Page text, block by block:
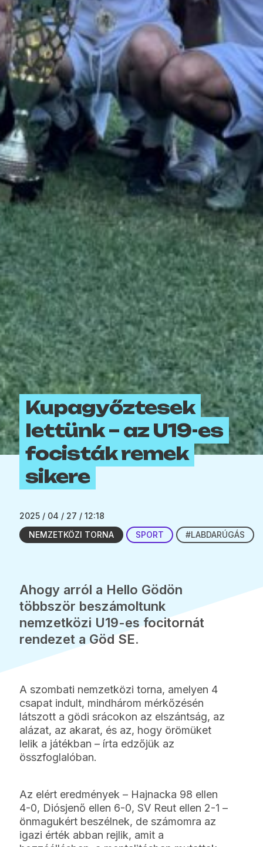
Kupagyőztesek
lettünk – az U19-es
focisták remek
sikere
2025 / 04 / 27 / 12:18
NEMZETKÖZI TORNA
SPORT #LABDARÚGÁS
Ahogy arról a Hello Gödön
többször beszámoltunk
nemzetközi U19-es focitornát
rendezet a Göd SE.
A szombati nemzetközi torna, amelyen 4
csapat indult, mindhárom mérkőzésén
látszott a gödi srácokon az elszántság, az
alázat, az akarat, és az, hogy örömüket
lelik a játékban – írta edzőjük az
összfoglalóban.
Az elért eredmények – Hajnacka 98 ellen
4-0, Diósjenő ellen 6-0, SV Reut ellen 2-1 –
önmagukért beszélnek, de számomra az
igazi érték abban rejlik, amit a